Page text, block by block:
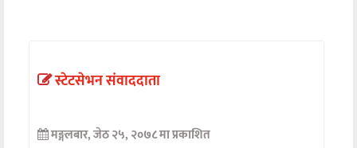
अन्तर्वार्ता
खेलकुद
स्टेटसेभन संवाददाता
मङ्गलबार, जेठ २५, २०७८ मा प्रकाशित